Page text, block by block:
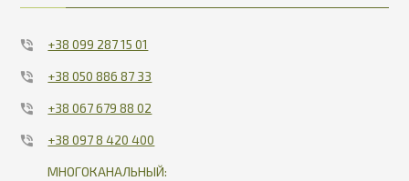
+38 099 287 15 01
+38 050 886 87 33
+38 067 679 88 02
+38 097 8 420 400
МНОГОКАНАЛЬНЫЙ: